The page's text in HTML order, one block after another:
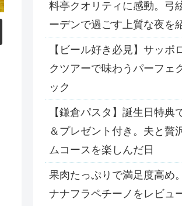
料亭クオリティに感動。弓
ーデンで過ごす上質な夜を
【ビール好き必見】サッポ
クツアーで味わうパーフェ
ック
【鎌倉パスタ】誕生日特典
＆プレゼント付き。夫と贅
ムコースを楽しんだ日
果肉たっぷりで満足度高め
ナナフラペチーノをレビュ